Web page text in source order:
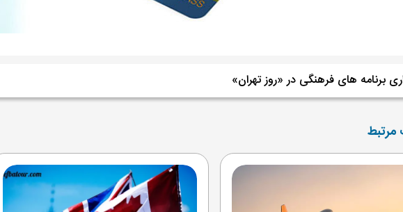
برنامه های فرهنگی در «روز تهران»